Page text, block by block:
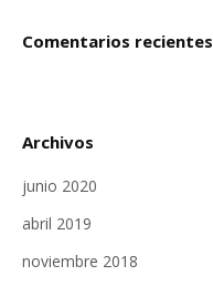
Comentarios recientes
Archivos
junio 2020
abril 2019
noviembre 2018